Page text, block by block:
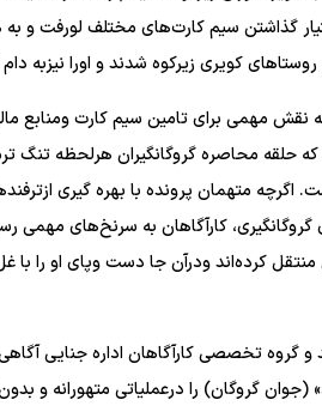
گذاشتن سیم کارت‌های مختلف لورفت و
کویری زیرکوه شدند و اورا نیزبه دام
نقش مهمی برای تامین سیم کارت ومنابع
که حلقه محاصره گروگانگیران هرلحظه
اگرچه متهمان پرونده با بهره گیری
بالاخره پس از گذشت بیش از۷۵ روز ماجرای گروگانگیری، کارآگاهان به
–خاش منتقل کرده‌اند ودرآن جا دست وپای او را
و گروه تخصصی کارآگاهان اداره جنایی
گروگان) را درعملیاتی متهورانه و